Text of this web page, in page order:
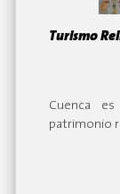
Turismo
Cuenca
patrimonio